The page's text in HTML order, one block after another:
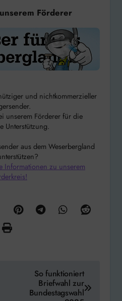
Förderer
und nichtkommerzieller
unserem Förderer für die
Unterstützung.
aus dem Weserbergland
Informationen zu unserem
So funktioniert
Briefwahl zur
Bundestagswahl